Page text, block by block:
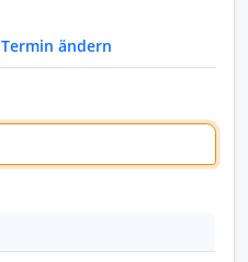
Termin ändern